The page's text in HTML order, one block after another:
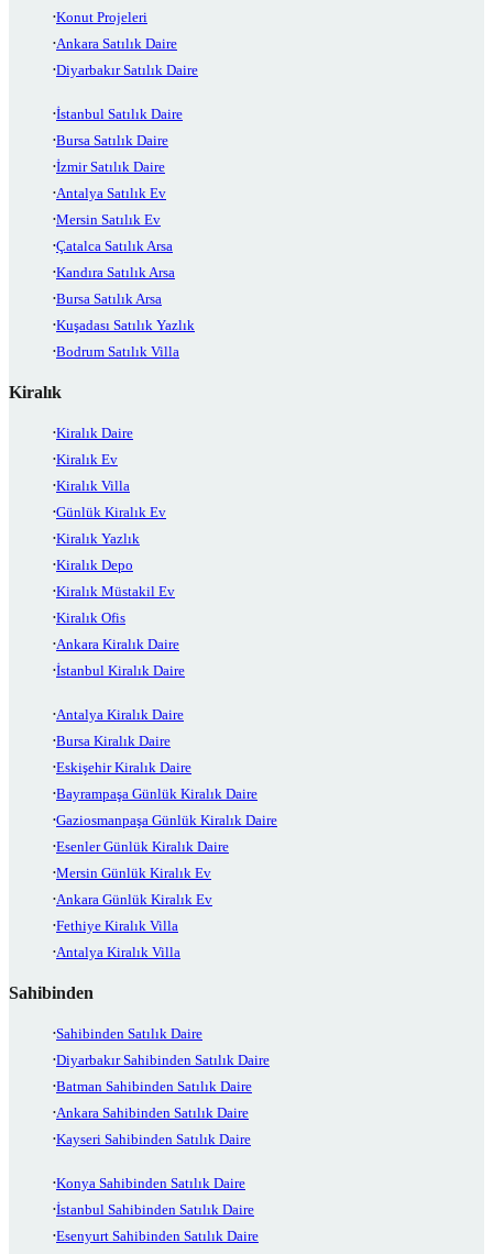
Konut Projeleri
Ankara Satılık Daire
Diyarbakır Satılık Daire
İstanbul Satılık Daire
Bursa Satılık Daire
İzmir Satılık Daire
Antalya Satılık Ev
Mersin Satılık Ev
Çatalca Satılık Arsa
Kandıra Satılık Arsa
Bursa Satılık Arsa
Kuşadası Satılık Yazlık
Bodrum Satılık Villa
Kiralık
Kiralık Daire
Kiralık Ev
Kiralık Villa
Günlük Kiralık Ev
Kiralık Yazlık
Kiralık Depo
Kiralık Müstakil Ev
Kiralık Ofis
Ankara Kiralık Daire
İstanbul Kiralık Daire
Antalya Kiralık Daire
Bursa Kiralık Daire
Eskişehir Kiralık Daire
Bayrampaşa Günlük Kiralık Daire
Gaziosmanpaşa Günlük Kiralık Daire
Esenler Günlük Kiralık Daire
Mersin Günlük Kiralık Ev
Ankara Günlük Kiralık Ev
Fethiye Kiralık Villa
Antalya Kiralık Villa
Sahibinden
Sahibinden Satılık Daire
Diyarbakır Sahibinden Satılık Daire
Batman Sahibinden Satılık Daire
Ankara Sahibinden Satılık Daire
Kayseri Sahibinden Satılık Daire
Konya Sahibinden Satılık Daire
İstanbul Sahibinden Satılık Daire
Esenyurt Sahibinden Satılık Daire